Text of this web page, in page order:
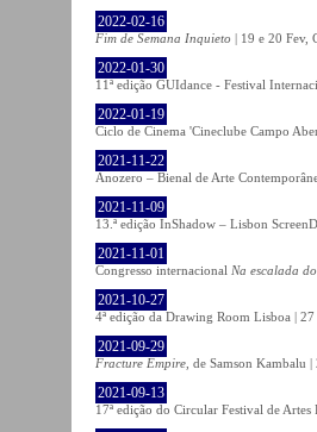
2022-02-16
Fim de Semana Inquieto | 19 e 20 Fev,
2022-01-30
11ª edição GUIdance - Festival
2022-01-19
Ciclo de Cinema 'Cineclube Campo
2021-11-22
Anozero – Bienal de Arte
2021-11-09
13.ª edição InShadow – Lisbon
2021-11-01
Congresso internacional Na escalada
2021-10-27
4ª edição da Drawing Room Lisboa |
2021-09-29
Fracture Empire , de Samson
2021-09-13
17ª edição do Circular Festival de